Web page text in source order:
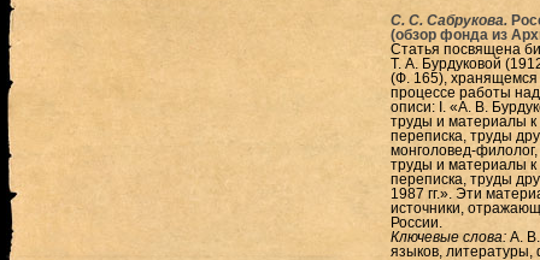
С. С. Сабрукова.
(обзор фонда из
Статья посвящена
Т. А. Бурдуковой
(Ф. 165),
процессе работы
описи: I. «А. В.
труды и материалы к
переписка, труды
монголовед-
труды и материалы к
переписка, труды
1987 гг.». Эти
источники,
России.
Ключевые слова: А. В.
языков, литературы,